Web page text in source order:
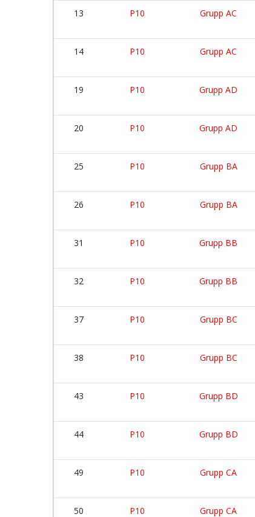
13 P10 Grupp AC
14 P10 Grupp AC
19 P10 Grupp AD
20 P10 Grupp AD
25 P10 Grupp BA
26 P10 Grupp BA
31 P10 Grupp BB
32 P10 Grupp BB
37 P10 Grupp BC
38 P10 Grupp BC
43 P10 Grupp BD
44 P10 Grupp BD
49 P10 Grupp CA
50 P10 Grupp CA